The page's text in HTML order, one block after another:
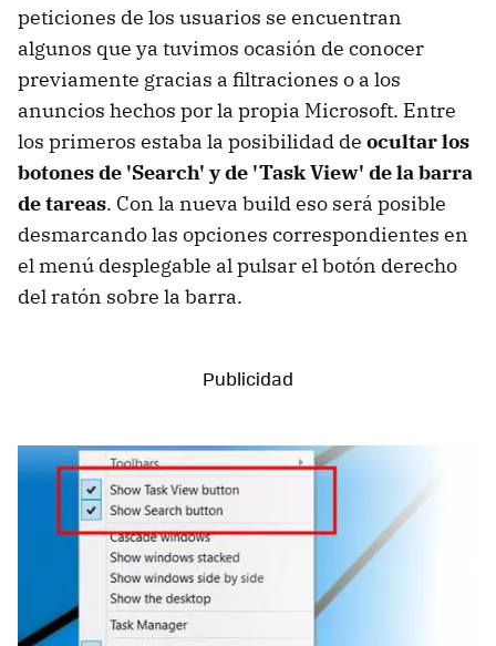
peticiones de los usuarios se encuentran
algunos que ya tuvimos ocasión de conocer
previamente gracias a filtraciones o a los
anuncios hechos por la propia Microsoft. Entre
los primeros estaba la posibilidad de ocultar los
botones de 'Search' y de 'Task View' de la barra
de tareas. Con la nueva build eso será posible
desmarcando las opciones correspondientes en
el menú desplegable al pulsar el botón derecho
del ratón sobre la barra.